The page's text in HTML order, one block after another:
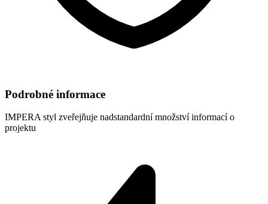
Podrobné informace
IMPERA styl zveřejňuje nadstandardní množství informací o
projektu